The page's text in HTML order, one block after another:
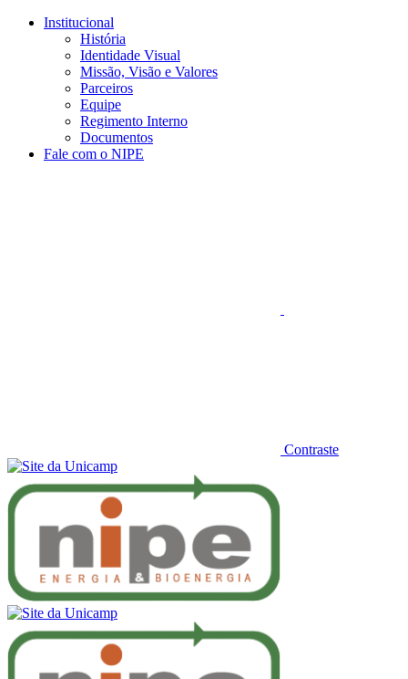
Conteúdo principal
Institucional
História
Identidade Visual
Missão, Visão e Valores
Parceiros
Equipe
Regimento Interno
Documentos
Fale com o NIPE
Contraste